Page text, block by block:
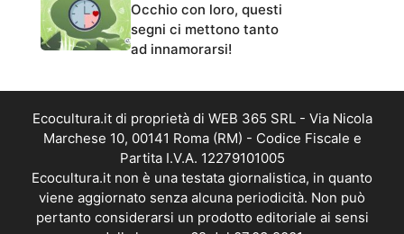
Occhio con loro, questi
segni ci mettono tanto
ad innamorarsi!
Ecocultura.it di proprietà di WEB 365 SRL - Via Nicola
Marchese 10, 00141 Roma (RM) - Codice Fiscale e
Partita I.V.A. 12279101005
Ecocultura.it non è una testata giornalistica, in quanto
viene aggiornato senza alcuna periodicità. Non può
pertanto considerarsi un prodotto editoriale ai sensi